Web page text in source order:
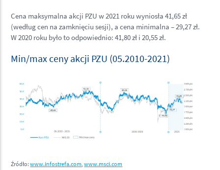
Cena maksymalna akcji PZU w 2021 roku wyniosła 41,65 zł
(według cen na zamknięciu sesji), a cena minimalna – 29,27 zł.
W 2020 roku było to odpowiednio: 41,80 zł i 20,55 zł.
Min/max ceny akcji PZU (05.2010-2021)
Źródło:www.infostrefa.com,www.msci.com